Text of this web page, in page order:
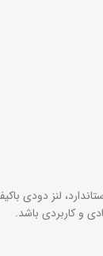
آسیب‌دیدگی چشم در محیط‌های صنعتی را به میزان
و کاربردی باشد.